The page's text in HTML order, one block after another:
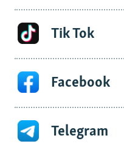
Tik Tok
Facebook
Telegram